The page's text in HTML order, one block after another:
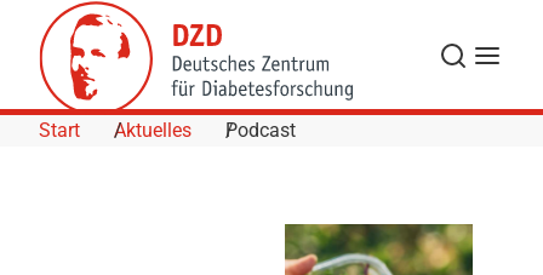
Skip to Content
Suche
Start Aktuelles Podcast